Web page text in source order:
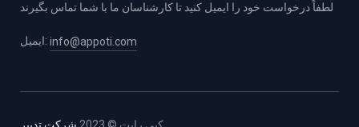
لطفاً درخواست خود را ايميل كنيد تا كارشناسان ما با شما تماس بگيرند
ایمیل: info@appoti.com